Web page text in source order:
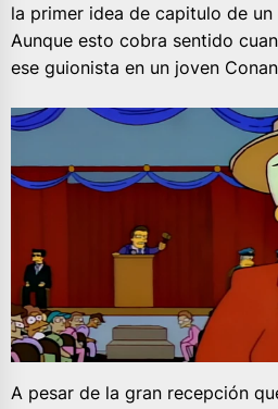
la primer idea de capitulo de
Aunque esto cobra sentido
ese guionista en un joven
A pesar de la gran recepción